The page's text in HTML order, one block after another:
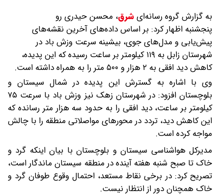
به گزارش گروه رسانه‌ایشرق، محسن حیدری رو
پنجشنبه اظهار کرد: بر اساس داده‌های آخرین نقشه‌های
پیش‌یابی و مدل‌های جوی، بیشینه سرعت وزش باد در
شهرستان زابل به ۱۱۹ کیلومتر بر ساعت رسیده که این پدیده،
کاهش دید افقی به ۲ هزار و ۵۰۰ متر را به همراه داشته است.
وی با اشاره به گسترش این پدیده در شمال سیستان و
بلوچستان افزود: در شهرستان زهک نیز وزش باد با سرعت ۷۵
کیلومتر بر ساعت، دید افقی را به حدود سه هزار متر رسانده که
این کاهش دید، تردد در محورهای مواصلاتی منطقه را با چالش
مواجه کرده است.
مدیرکل هواشناسی سیستان و بلوچستان با بیان اینکه گرد و
خاک تا صبح شنبه هفته آینده در منطقه سیستان ماندگار است،
تصریح کرد: در برخی نقاط مستعد، احتمال وقوع طوفان گرد و
خاک همچنان دور از انتظار نیست.